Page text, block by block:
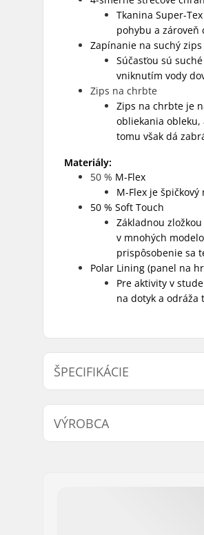
Tkanina Super-
pohybu a zároveň
Zapínanie na suchý
Súčasťou sú
vniknutím vody
Zips na chrbte
Zips na chrbte je
obliekania obleku,
tomu však dá
Materiály:
50 % M-Flex
M-Flex je
50 % Soft Touch
Základnou
v mnohých
prispôsobenie sa
Polar Lining (panel na
Pre aktivity v
na dotyk a odráža
ŠPECIFIKÁCIE
Úroveň zručností:
Hrúbka:
Aktivita:
VÝROBCA